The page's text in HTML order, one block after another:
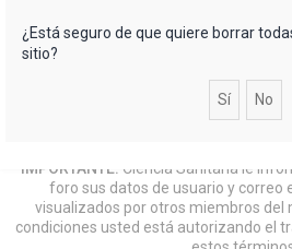
¿Está seguro de que quiere borrar
sitio?
IMPORTANTE: Ciencia Sanitaria le
foro sus datos de usuario y correo
visualizados por otros miembros del
condiciones usted está autorizando el